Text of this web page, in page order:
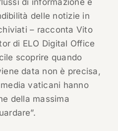
di informazione e
delle notizie in
– racconta Vito
di ELO Digital Office
scoprire quando
data non è precisa,
vaticani hanno
della massima